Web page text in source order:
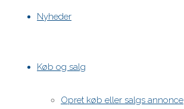
Nyheder
Køb og salg
Opret køb eller salgs annonce